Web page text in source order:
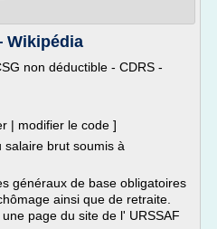
Wikipédia
non déductible - CDRS -
| modifier le code ]
salaire brut soumis à
généraux de base obligatoires
ainsi que de retraite.
page du site de l' URSSAF